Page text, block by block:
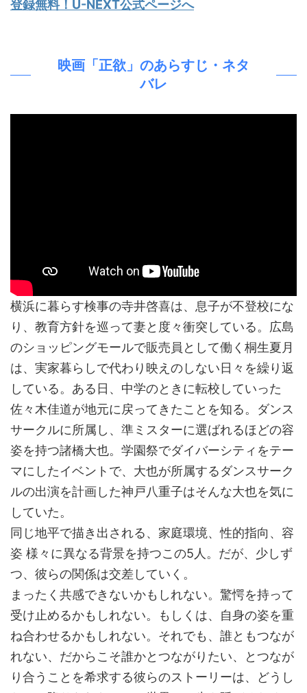
登録無料！U-NEXT公式ページへ
映画「正欲」のあらすじ・ネタ
バレ
横浜に暮らす検事の寺井啓喜は、息子が不登校にな
り、教育方針を巡って妻と度々衝突している。広島
のショッピングモールで販売員として働く桐生夏月
は、実家暮らしで代わり映えのしない日々を繰り返
している。ある日、中学のときに転校していった
佐々木佳道が地元に戻ってきたことを知る。ダンス
サークルに所属し、準ミスターに選ばれるほどの容
姿を持つ諸橋大也。学園祭でダイバーシティをテー
マにしたイベントで、大也が所属するダンスサーク
ルの出演を計画した神戸八重子はそんな大也を気に
していた。
同じ地平で描き出される、家庭環境、性的指向、容
姿 様々に異なる背景を持つこの5人。だが、少しず
つ、彼らの関係は交差していく。
まったく共感できないかもしれない。驚愕を持って
受け止めるかもしれない。もしくは、自身の姿を重
ね合わせるかもしれない。それでも、誰ともつなが
れない、だからこそ誰かとつながりたい、とつなが
り合うことを希求する彼らのストーリーは、どうし